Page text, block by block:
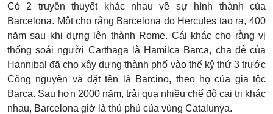
Có 2 truyền thuyết khác nhau về sự hình thành của
Barcelona. Một cho rằng Barcelona do Hercules tạo ra, 400
năm sau khi dựng lên thành Rome. Cái khác cho rằng vị
thống soái người Carthaga là Hamilca Barca, cha đẻ của
Hannibal đã cho xây dựng thành phố vào thế kỷ thứ 3 trước
Công nguyên và đặt tên là Barcino, theo họ của gia tộc
Barca. Sau hơn 2000 năm, trải qua nhiều chế độ cai trị khác
nhau, Barcelona giờ là thủ phủ của vùng Catalunya.